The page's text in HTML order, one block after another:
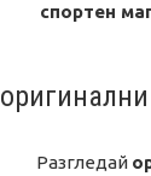
спортен
Разгледай